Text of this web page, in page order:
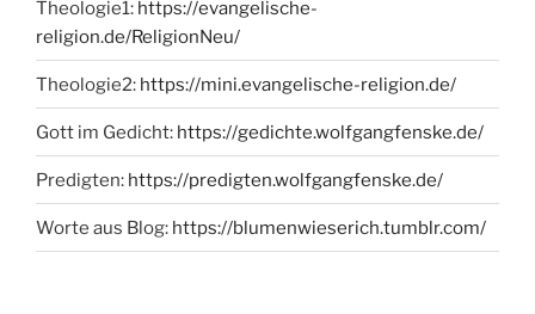
Theologie1: https://evangelische-
religion.de/ReligionNeu/
Theologie2: https://mini.evangelische-religion.de/
Gott im Gedicht: https://gedichte.wolfgangfenske.de/
Predigten: https://predigten.wolfgangfenske.de/
Worte aus Blog: https://blumenwieserich.tumblr.com/